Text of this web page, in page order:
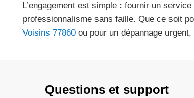
L’engagement est simple : fournir un
professionnalisme sans faille. Que ce soit
Voisins 77860ou pour un dépannage
Questions et support